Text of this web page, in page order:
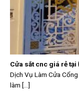
Cửa sắt cnc giá rẻ tại
Dịch Vụ Làm Cửa
làm [...]